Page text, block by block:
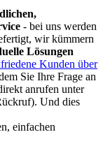
- bei uns werden
wir kümmern
Lösungen
Kunden über
Sie Ihre Frage an
anrufen unter
Und dies
einfachen